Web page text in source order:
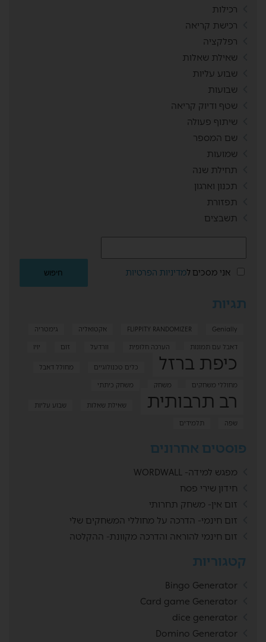
רכילות
רכישת קריאה
רפלקציה
שאילת שאלות
שבוע עליות
שבועות
שטף ודיוק קריאה
שיתוף פעולה
שם המספר
שמועות
תחילת שנה
תכנון וארגון
תפזורת
תשבצים
אני מסכים למדיניות הפרטיות
תגיות
FLIPPITY RANDOMIZER Genially אקטואליה
גימטריה
דאבל עם תמונות
הערכה חלופית וורדעל זום יויו
כיפת ברזל כלים טכנולוגיים
מחולל דאבל
מחוללי משחקים
משחק משחק כיתתי
רב תרבותית שאילת שאלות
שבוע עליות
שפה
תלמידים
פוסטים אחרונים
מפגש למידה- WORDWALL
חידון שירי פסח
זום אין- משחק תחרותי
זום חינמי- הדרכה על מחוללי המשחקים שלי
זום חינמי להוראה והדרכה מקוונת- ההקלטה
קטגוריות
Bingo Generator
Card game Generator
dice generator
Domino Generator